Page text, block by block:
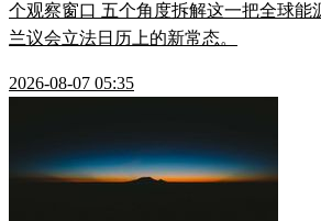
个观察窗口 五个角度拆解这一把全球能
兰议会立法日历上的新常态。
2026-08-07 05:35